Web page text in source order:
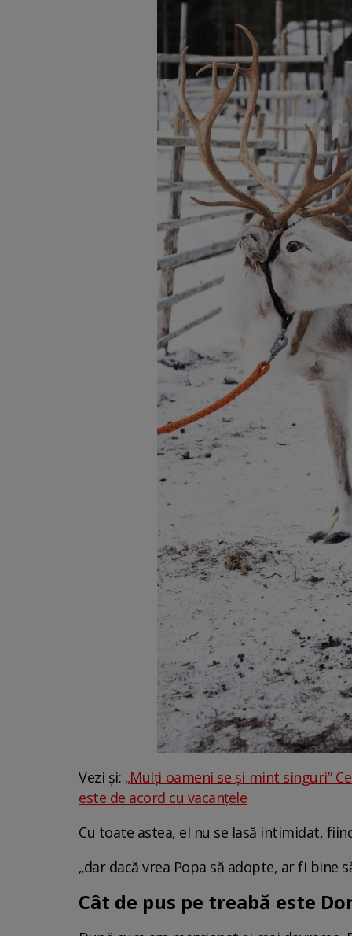
Vezi și: „Mulți oameni se și mint singuri”
este de acord cu vacanțele
Cu toate astea, el nu se lasă intimidat,
„dar dacă vrea Popa să adopte, ar fi bine
Cât de pus pe treabă este